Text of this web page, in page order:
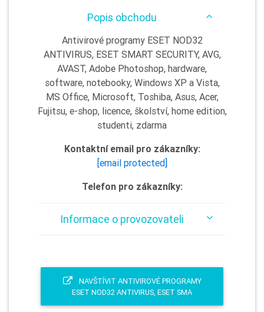
Popis obchodu
Antivirové programy ESET NOD32
ANTIVIRUS, ESET SMART SECURITY, AVG,
AVAST, Adobe Photoshop, hardware,
software, notebooky, Windows XP a Vista,
MS Office, Microsoft, Toshiba, Asus, Acer,
Fujitsu, e-shop, licence, školství, home edition,
studenti, zdarma
Kontaktní email pro zákazníky:
[email protected]
Telefon pro zákazníky:
Informace o provozovateli
NAVŠTÍVIT ANTIVIROVÉ PROGRAMY
ESET NOD32 ANTIVIRUS, ESET SMA